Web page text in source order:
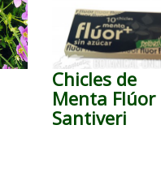
Chicles de
Menta Flúor
Santiveri